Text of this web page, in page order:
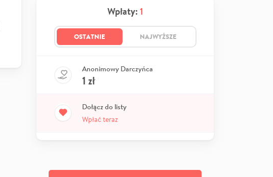
Wpłaty: 1
OSTATNIE NAJWYŻSZE
Anonimowy Darczyńca
1 zł
Dołącz do listy
Wpłać teraz